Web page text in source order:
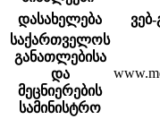
დასახელება
საქართველოს
განათლებისა
და
მეცნიერების
სამინისტრო